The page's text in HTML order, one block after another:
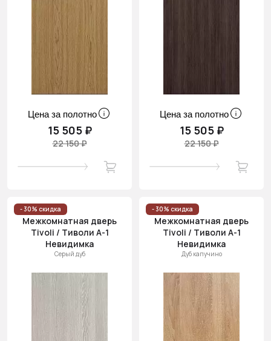
Цена за полотно
15 505 ₽
22 150 ₽
Цена за полотно
15 505 ₽
22 150 ₽
- 30% скидка
Межкомнатная дверь
Tivoli / Тиволи А-1
Невидимка
Серый дуб
- 30% скидка
Межкомнатная дверь
Tivoli / Тиволи А-1
Невидимка
Дуб капучино